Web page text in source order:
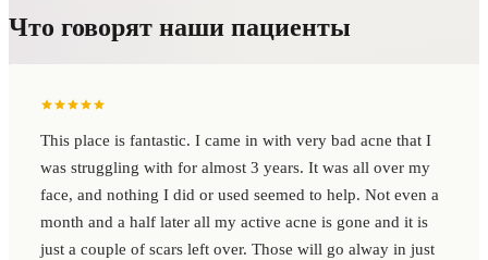
Что говорят наши пациенты
This place is fantastic. I came in with very bad acne that I
was struggling with for almost 3 years. It was all over my
face, and nothing I did or used seemed to help. Not even a
month and a half later all my active acne is gone and it is
just a couple of scars left over. Those will go alway in just